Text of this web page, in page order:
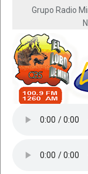
Grupo Radio